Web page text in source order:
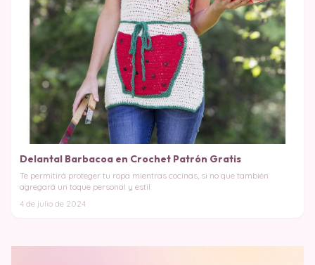
Delantal Barbacoa en Crochet Patrón Gratis
Te permitirá proteger tu ropa mientras cocinas, si no que también
agregará un toque personal y estil
4 de julio de 2024